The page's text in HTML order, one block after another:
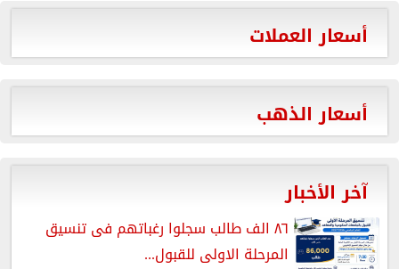
أسعار العملات
أسعار الذهب
آخر الأخبار
٨٦ الف طالب سجلوا رغباتهم فى تنسيق
المرحلة الاولى للقبول...